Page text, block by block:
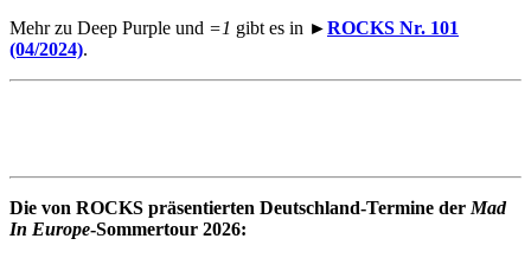
Mehr zu Deep Purple und =1 gibt es in ►ROCKS Nr. 101
(04/2024).
Die von ROCKS präsentierten Deutschland-Termine der Mad
In Europe-Sommertour 2026: